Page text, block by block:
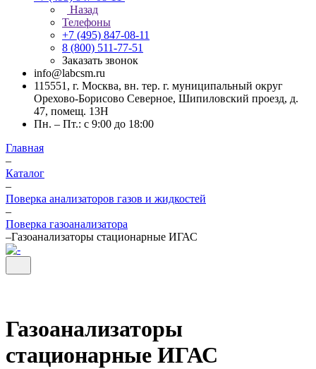
Назад
Телефоны
+7 (495) 847-08-11
8 (800) 511-77-51
Заказать звонок
info@labcsm.ru
115551, г. Москва, вн. тер. г. муниципальный округ
Орехово-Борисово Северное, Шипиловский проезд, д.
47, помещ. 13Н
Пн. – Пт.: с 9:00 до 18:00
Главная
–
Каталог
–
Поверка анализаторов газов и жидкостей
–
Поверка газоанализатора
–Газоанализаторы стационарные ИГАС
Газоанализаторы
стационарные ИГАС